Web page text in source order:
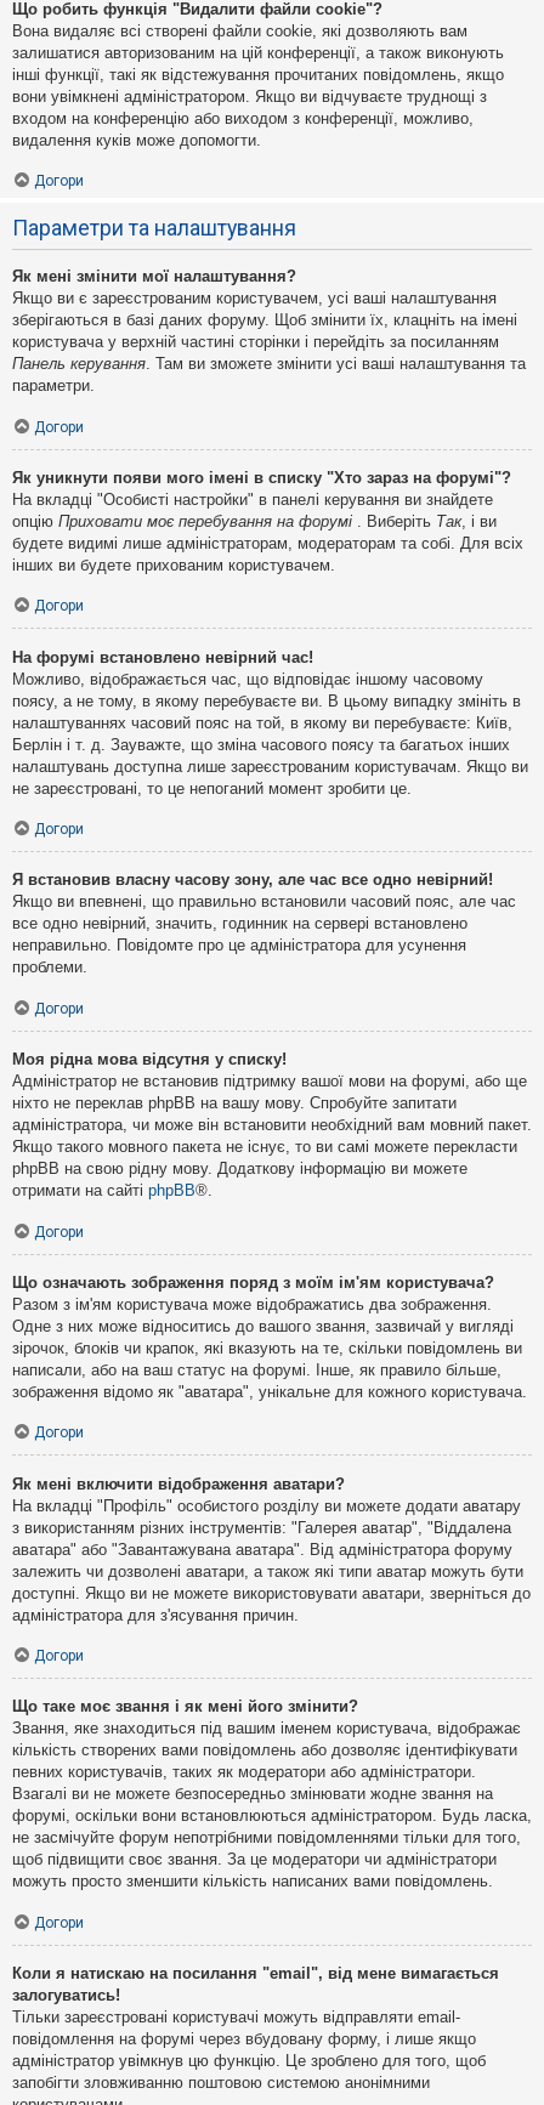
Що робить функція "Видалити файли cookie"?
Вона видаляє всі створені файли cookie, які дозволяють вам
залишатися авторизованим на цій конференції, а також виконують
інші функції, такі як відстежування прочитаних повідомлень, якщо
вони увімкнені адміністратором. Якщо ви відчуваєте труднощі з
входом на конференцію або виходом з конференції, можливо,
видалення куків може допомогти.
Догори
Параметри та налаштування
Як мені змінити мої налаштування?
Якщо ви є зареєстрованим користувачем, усі ваші налаштування
зберігаються в базі даних форуму. Щоб змінити їх, клацніть на імені
користувача у верхній частині сторінки і перейдіть за посиланням
Панель керування . Там ви зможете змінити усі ваші налаштування та
параметри.
Догори
Як уникнути появи мого імені в списку "Хто зараз на форумі"?
На вкладці "Особисті настройки" в панелі керування ви знайдете
опцію Приховати моє перебування на форумі . Виберіть Так, і ви
будете видимі лише адміністраторам, модераторам та собі. Для всіх
інших ви будете прихованим користувачем.
Догори
На форумі встановлено невірний час!
Можливо, відображається час, що відповідає іншому часовому
поясу, а не тому, в якому перебуваєте ви. В цьому випадку змініть в
налаштуваннях часовий пояс на той, в якому ви перебуваєте: Київ,
Берлін і т. д. Зауважте, що зміна часового поясу та багатьох інших
налаштувань доступна лише зареєстрованим користувачам. Якщо ви
не зареєстровані, то це непоганий момент зробити це.
Догори
Я встановив власну часову зону, але час все одно невірний!
Якщо ви впевнені, що правильно встановили часовий пояс, але час
все одно невірний, значить, годинник на сервері встановлено
неправильно. Повідомте про це адміністратора для усунення
проблеми.
Догори
Моя рідна мова відсутня у списку!
Адміністратор не встановив підтримку вашої мови на форумі, або ще
ніхто не переклав phpBB на вашу мову. Спробуйте запитати
адміністратора, чи може він встановити необхідний вам мовний пакет.
Якщо такого мовного пакета не існує, то ви самі можете перекласти
phpBB на свою рідну мову. Додаткову інформацію ви можете
отримати на сайті phpBB®.
Догори
Що означають зображення поряд з моїм ім'ям користувача?
Разом з ім'ям користувача може відображатись два зображення.
Одне з них може відноситись до вашого звання, зазвичай у вигляді
зірочок, блоків чи крапок, які вказують на те, скільки повідомлень ви
написали, або на ваш статус на форумі. Інше, як правило більше,
зображення відомо як "аватара", унікальне для кожного користувача.
Догори
Як мені включити відображення аватари?
На вкладці "Профіль" особистого розділу ви можете додати аватару
з використанням різних інструментів: "Галерея аватар", "Віддалена
аватара" або "Завантажувана аватара". Від адміністратора форуму
залежить чи дозволені аватари, а також які типи аватар можуть бути
доступні. Якщо ви не можете використовувати аватари, зверніться до
адміністратора для з'ясування причин.
Догори
Що таке моє звання і як мені його змінити?
Звання, яке знаходиться під вашим іменем користувача, відображає
кількість створених вами повідомлень або дозволяє ідентифікувати
певних користувачів, таких як модератори або адміністратори.
Взагалі ви не можете безпосередньо змінювати жодне звання на
форумі, оскільки вони встановлюються адміністратором. Будь ласка,
не засмічуйте форум непотрібними повідомленнями тільки для того,
щоб підвищити своє звання. За це модератори чи адміністратори
можуть просто зменшити кількість написаних вами повідомлень.
Догори
Коли я натискаю на посилання "email", від мене вимагається
залогуватись!
Тільки зареєстровані користувачі можуть відправляти email-
повідомлення на форумі через вбудовану форму, і лише якщо
адміністратор увімкнув цю функцію. Це зроблено для того, щоб
запобігти зловживанню поштовою системою анонімними